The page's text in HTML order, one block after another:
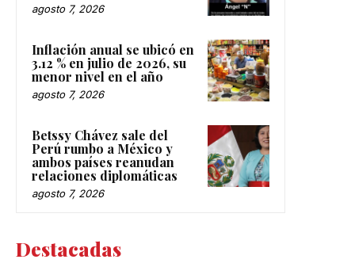
agosto 7, 2026
Inflación anual se ubicó en
3.12 % en julio de 2026, su
menor nivel en el año
agosto 7, 2026
Betssy Chávez sale del
Perú rumbo a México y
ambos países reanudan
relaciones diplomáticas
agosto 7, 2026
Destacadas